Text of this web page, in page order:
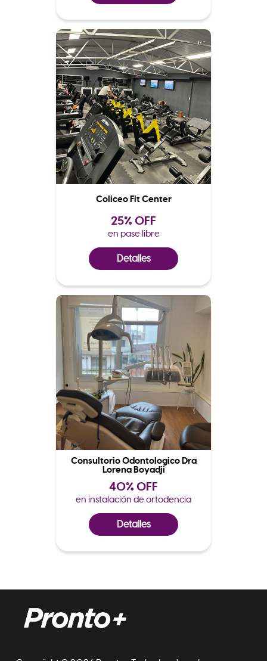
Coliceo Fit Center
25% OFF
en pase libre
Detalles
Consultorio Odontologico Dra
Lorena Boyadji
40% OFF
en instalación de ortodencia
Detalles